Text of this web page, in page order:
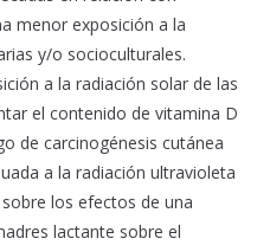
menor exposición a la
y/o socioculturales.
a la radiación solar de las
el contenido de vitamina D
de carcinogénesis cutánea
a la radiación ultravioleta
los efectos de una
lactante sobre el